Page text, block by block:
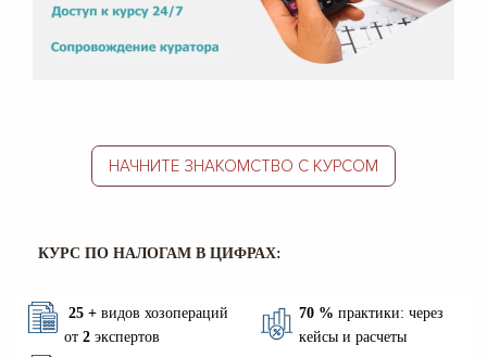
НАЧНИТЕ ЗНАКОМСТВО С КУРСОМ
КУРС ПО НАЛОГАМ В ЦИФРАХ:
25 + видов хозопераций
от 2 экспертов
70 % практики: через
кейсы и расчеты